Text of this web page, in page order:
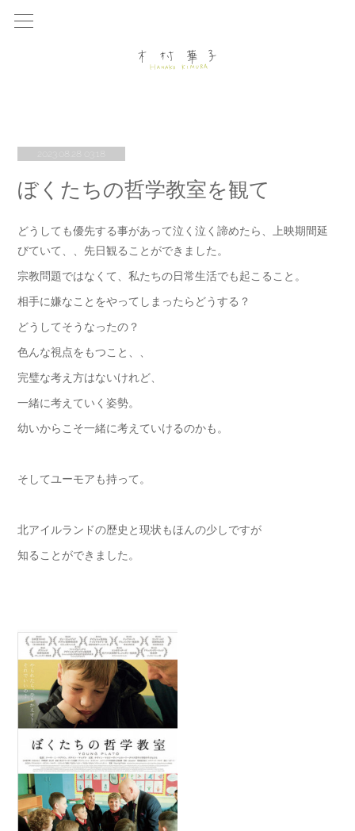
2023.08.28 03:18
ぼくたちの哲学教室を観て
どうしても優先する事があって泣く泣く諦めたら、上映期間延
びていて、、先日観ることができました。
宗教問題ではなくて、私たちの日常生活でも起こること。
相手に嫌なことをやってしまったらどうする？
どうしてそうなったの？
色んな視点をもつこと、、
完璧な考え方はないけれど、
一緒に考えていく姿勢。
幼いからこそ一緒に考えていけるのかも。
そしてユーモアも持って。
北アイルランドの歴史と現状もほんの少しですが
知ることができました。